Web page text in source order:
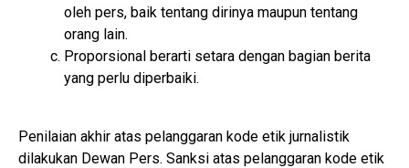
oleh pers, baik tentang dirinya maupun tentang
orang lain.
Proporsional berarti setara dengan bagian berita
yang perlu diperbaiki.
Penilaian akhir atas pelanggaran kode etik jurnalistik
dilakukan Dewan Pers. Sanksi atas pelanggaran kode etik